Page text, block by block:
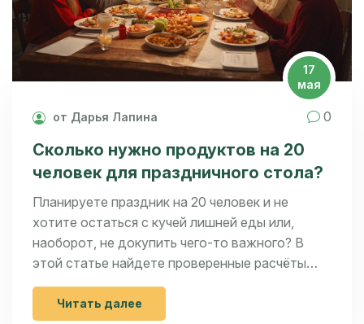
17
мая
от Дарья Лапина 0
Сколько нужно продуктов на 20
человек для праздничного стола?
Планируете праздник на 20 человек и не
хотите остаться с кучей лишней еды или,
наоборот, не докупить чего-то важного? В
этой статье найдете проверенные расчёты
продуктов для гостей, узнаете секреты
экономии и учтёте предпочтения всех
Читать далее